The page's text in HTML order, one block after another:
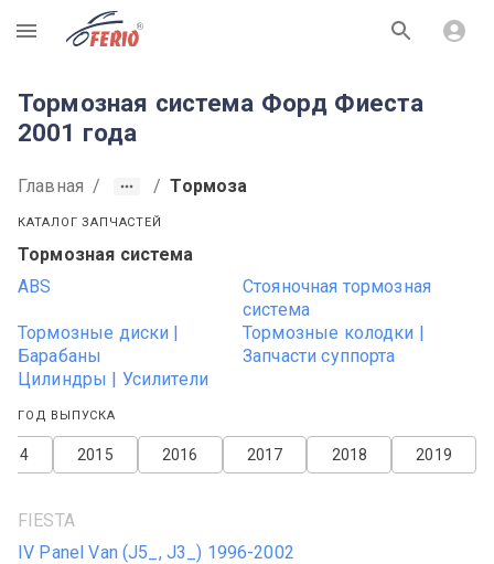
R
Тормозная система Форд Фиеста
2001 года
Главная / / Тормоза
КАТАЛОГ ЗАПЧАСТЕЙ
Тормозная система
ABS
Стояночная тормозная
система
Тормозные диски |
Барабаны
Тормозные колодки |
Запчасти суппорта
Цилиндры | Усилители
ГОД ВЫПУСКА
2019
2018
2017
2016
2015
FIESTA
IV Panel Van (J5_, J3_) 1996-2002